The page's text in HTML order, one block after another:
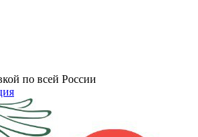
по всей России